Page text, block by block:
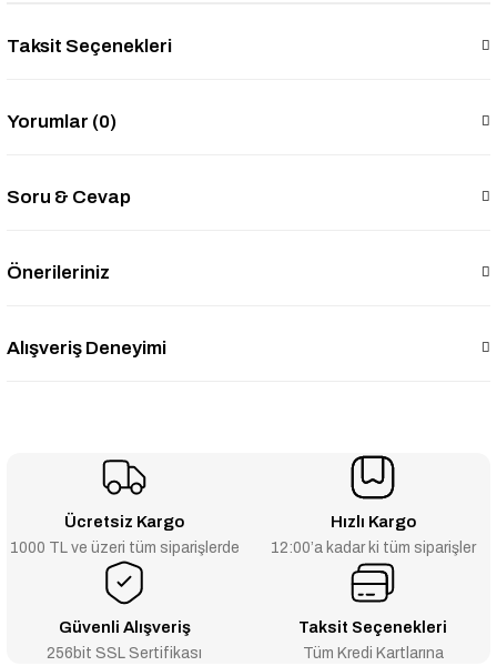
Taksit Seçenekleri
Yorumlar (0)
Soru & Cevap
Önerileriniz
Alışveriş Deneyimi
Ücretsiz Kargo
1000 TL ve üzeri tüm siparişlerde
Hızlı Kargo
12:00’a kadar ki tüm siparişler
Güvenli Alışveriş
256bit SSL Sertifikası
Taksit Seçenekleri
Tüm Kredi Kartlarına